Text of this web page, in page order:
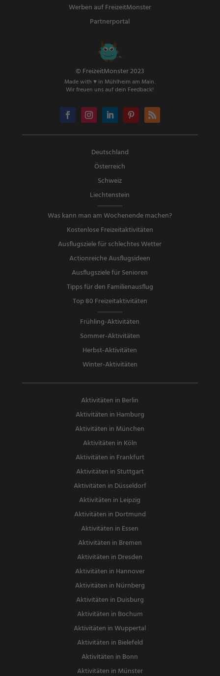
Werben auf FreizeitMonster
Partnerportal
© FreizeitMonster 2023
Made with ♥ in Mühlheim am Main.
Wir freuen uns auf dein Feedback!
Deutschland
Österreich
Schweiz
Liechtenstein
Was kann man am Wochenende machen?
Kostenlose Freizeitaktivitäten
Ausflugsziele für schlechtes Wetter
Actionreiche Ausflugsideen
Ausflugsziele für Senioren
Tipps für den Familienausflug
Top 80 Freizeitaktivitäten
Frühling-Aktivitäten
Sommer-Aktivitäten
Herbst-Aktivitäten
Winter-Aktivitäten
Aktivitäten in Berlin
Aktivitäten in Hamburg
Aktivitäten in München
Aktivitäten in Köln
Aktivitäten in Frankfurt
Aktivitäten in Stuttgart
Aktivitäten in Düsseldorf
Aktivitäten in Leipzig
Aktivitäten in Dortmund
Aktivitäten in Essen
Aktivitäten in Bremen
Aktivitäten in Dresden
Aktivitäten in Hannover
Aktivitäten in Nürnberg
Aktivitäten in Duisburg
Aktivitäten in Bochum
Aktivitäten in Wuppertal
Aktivitäten in Bielefeld
Aktivitäten in Bonn
Aktivitäten in Münster